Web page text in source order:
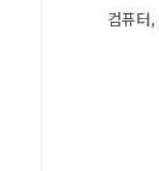
컴퓨터